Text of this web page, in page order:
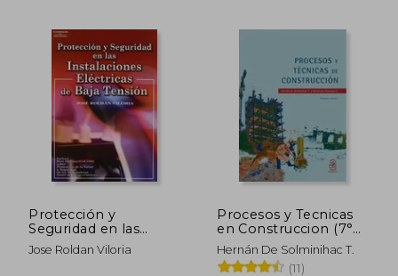
45% $ 45.08 45%
Protección y
Seguridad en las
Instalaciones
Eléctricas de Baja
Jose Roldan Viloria
Procesos y Tecnicas
en Construccion (7°
Edicion)
Hernán De Solminihac T.
(11)